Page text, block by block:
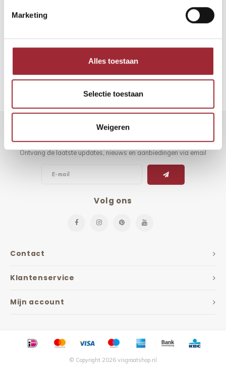
Marketing
Alles toestaan
Selectie toestaan
Weigeren
Contact
Nieuwsbrief
Ontvang de laatste updates, nieuws en aanbiedingen via email
Volg ons
Klantenservice
Mijn account
© Copyright 2026 visgraatshop.nl